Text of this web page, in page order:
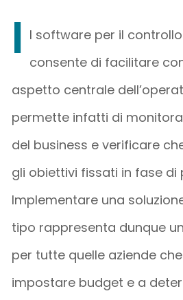
I l software per il
consente di facilitare
aspetto centrale
permette infatti di
del business e verificare
gli obiettivi fissati in fase di
Implementare una
tipo rappresenta dunque
per tutte quelle aziende
impostare budget e a